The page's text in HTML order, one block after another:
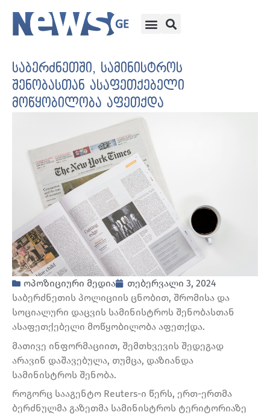
საბერძნეთში, სამინისტროს
შენობასთან ასაფეთქებელი
მოწყობილობა აფეთქდა
ოპოზიციური მედია
თებერვალი 3, 2024
საბერძნეთის პოლიციის ცნობით, შრომისა და
სოციალური დაცვის სამინისტროს შენობასთან
ასაფეთქებელი მოწყობილობა აფეთქდა.
მათივე ინფორმაციით, შემთხვევის შედეგად
არავინ დაშავებულა, თუმცა, დაზიანდა
სამინისტროს შენობა.
როგორც სააგენტო Reuters-ი წერს, ერთ-ერთმა
ბერძნულმა გაზეთმა სამინისტროს ტერიტორიაზე